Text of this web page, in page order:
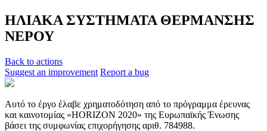
ΗΛΙΑΚΑ ΣΥΣΤΗΜΑΤΑ ΘΕΡΜΑΝΣΗΣ
ΝΕΡΟΥ
Back to actions
Suggest an improvement Report a bug
Αυτό το έργο έλαβε χρηματοδότηση από το πρόγραμμα έρευνας
και καινοτομίας «HORIZON 2020» της Ευρωπαϊκής Ένωσης
βάσει της συμφωνίας επιχορήγησης αριθ. 784988.